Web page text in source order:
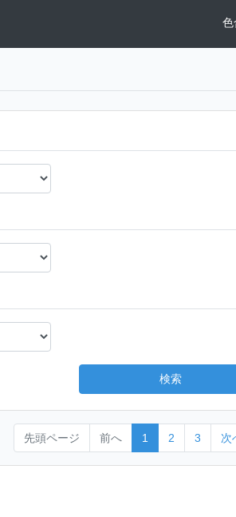
色
検索
先頭ページ 前へ 1 2 3 次